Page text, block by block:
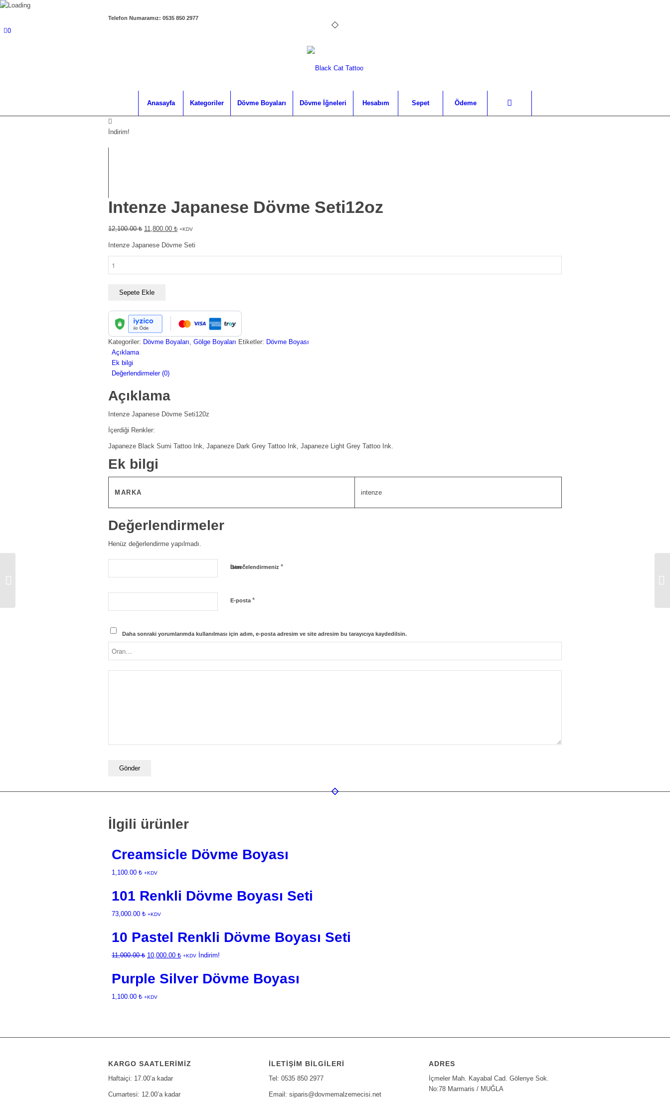
Telefon Numaramız: 0535 850 2977
0
Anasayfa Kategoriler Dövme Boyaları Dövme İğneleri Hesabım Sepet Ödeme
İndirim!
Intenze Japanese Dövme Seti12oz
12,100.00₺ Orijinal
12,100.00 ₺.
11,800.00 ₺Şu
fiyat:
+KDV
Intenze Japanese Dövme Seti
Seti12oz
Sepete Ekle
Kategoriler: Dövme Boyaları, Gölge Boyaları Etiketler: Dövme Boyası
Açıklama
Ek bilgi
Değerlendirmeler (0)
Açıklama
Intenze Japanese Dövme Seti120z
İçerdiği Renkler:
Japaneze Black Sumi Tattoo Ink, Japaneze Dark Grey Tattoo Ink, Japaneze Light Grey Tattoo Ink.
Ek bilgi
MARKA intenze
Değerlendirmeler
Henüz değerlendirme yapılmadı.
İsim*
E-posta *
Daha sonraki yorumlarımda kullanılması için adım, e-posta adresim ve site adresim bu tarayıcıya kaydedilsin.
Derecelendirmeniz *
İlgili ürünler
Creamsicle Dövme Boyası
1,100.00 ₺ +KDV
101 Renkli Dövme Boyası Seti
73,000.00 ₺ +KDV
10 Pastel Renkli Dövme Boyası Seti
11,000.00₺ Orijinal
11,000.00 ₺.
10,000.00 ₺Şu
fiyat:
+KDV İndirim!
Purple Silver Dövme Boyası
1,100.00 ₺ +KDV
KARGO SAATLERIMIZ
Haftaiçi: 17.00’a kadar
Cumartesi: 12.00’a kadar
İLETIŞIM BILGILERI
Tel: 0535 850 2977
Email: siparis@dovmemalzemecisi.net
ADRES
İçmeler Mah. Kayabal Cad. Gölenye Sok.
No:78 Marmaris / MUĞLA